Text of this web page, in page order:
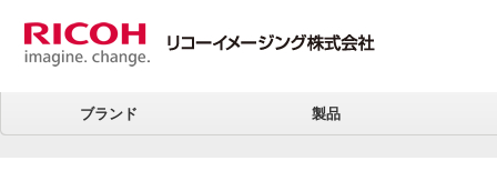
ブランド 製品